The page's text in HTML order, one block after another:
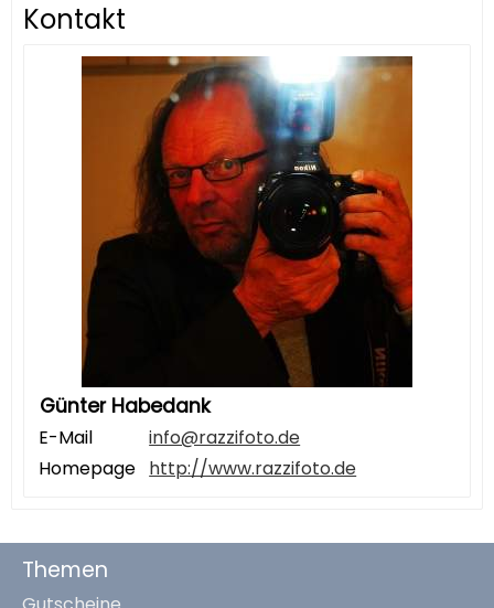
Kontakt
Günter Habedank
E-Mail
info@razzifoto.de
Homepage http://www.razzifoto.de
Themen